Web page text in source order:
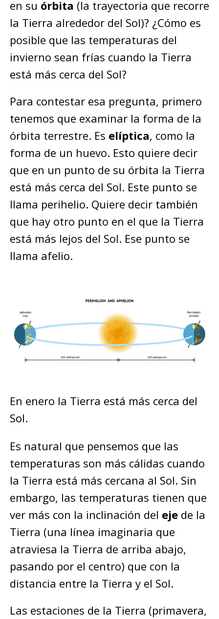
en su órbita (la trayectoria que recorre
la Tierra alrededor del Sol)? ¿Cómo es
posible que las temperaturas del
invierno sean frías cuando la Tierra
está más cerca del Sol?
Para contestar esa pregunta, primero
tenemos que examinar la forma de la
órbita terrestre. Es elíptica, como la
forma de un huevo. Esto quiere decir
que en un punto de su órbita la Tierra
está más cerca del Sol. Este punto se
llama perihelio. Quiere decir también
que hay otro punto en el que la Tierra
está más lejos del Sol. Ese punto se
llama afelio.
En enero la Tierra está más cerca del
Sol.
Es natural que pensemos que las
temperaturas son más cálidas cuando
la Tierra está más cercana al Sol. Sin
embargo, las temperaturas tienen que
ver más con la inclinación del eje de la
Tierra (una línea imaginaria que
atraviesa la Tierra de arriba abajo,
pasando por el centro) que con la
distancia entre la Tierra y el Sol.
Las estaciones de la Tierra (primavera,